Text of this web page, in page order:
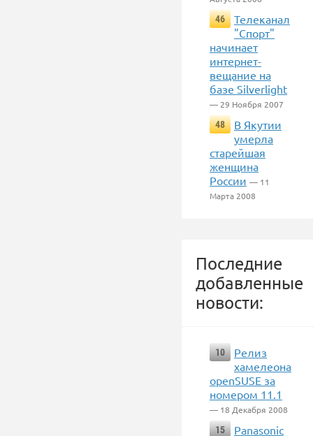
46
Телеканал
"Спорт"
начинает
интернет-
вещание на
базе Silverlight
— 29 Ноября 2007
48
В Якутии
умерла
старейшая
женщина
России — 11
Марта 2008
Последние
добавленные
новости:
10
Релиз
хамелеона
openSUSE за
номером 11.1
— 18 Декабря 2008
15
Panasonic